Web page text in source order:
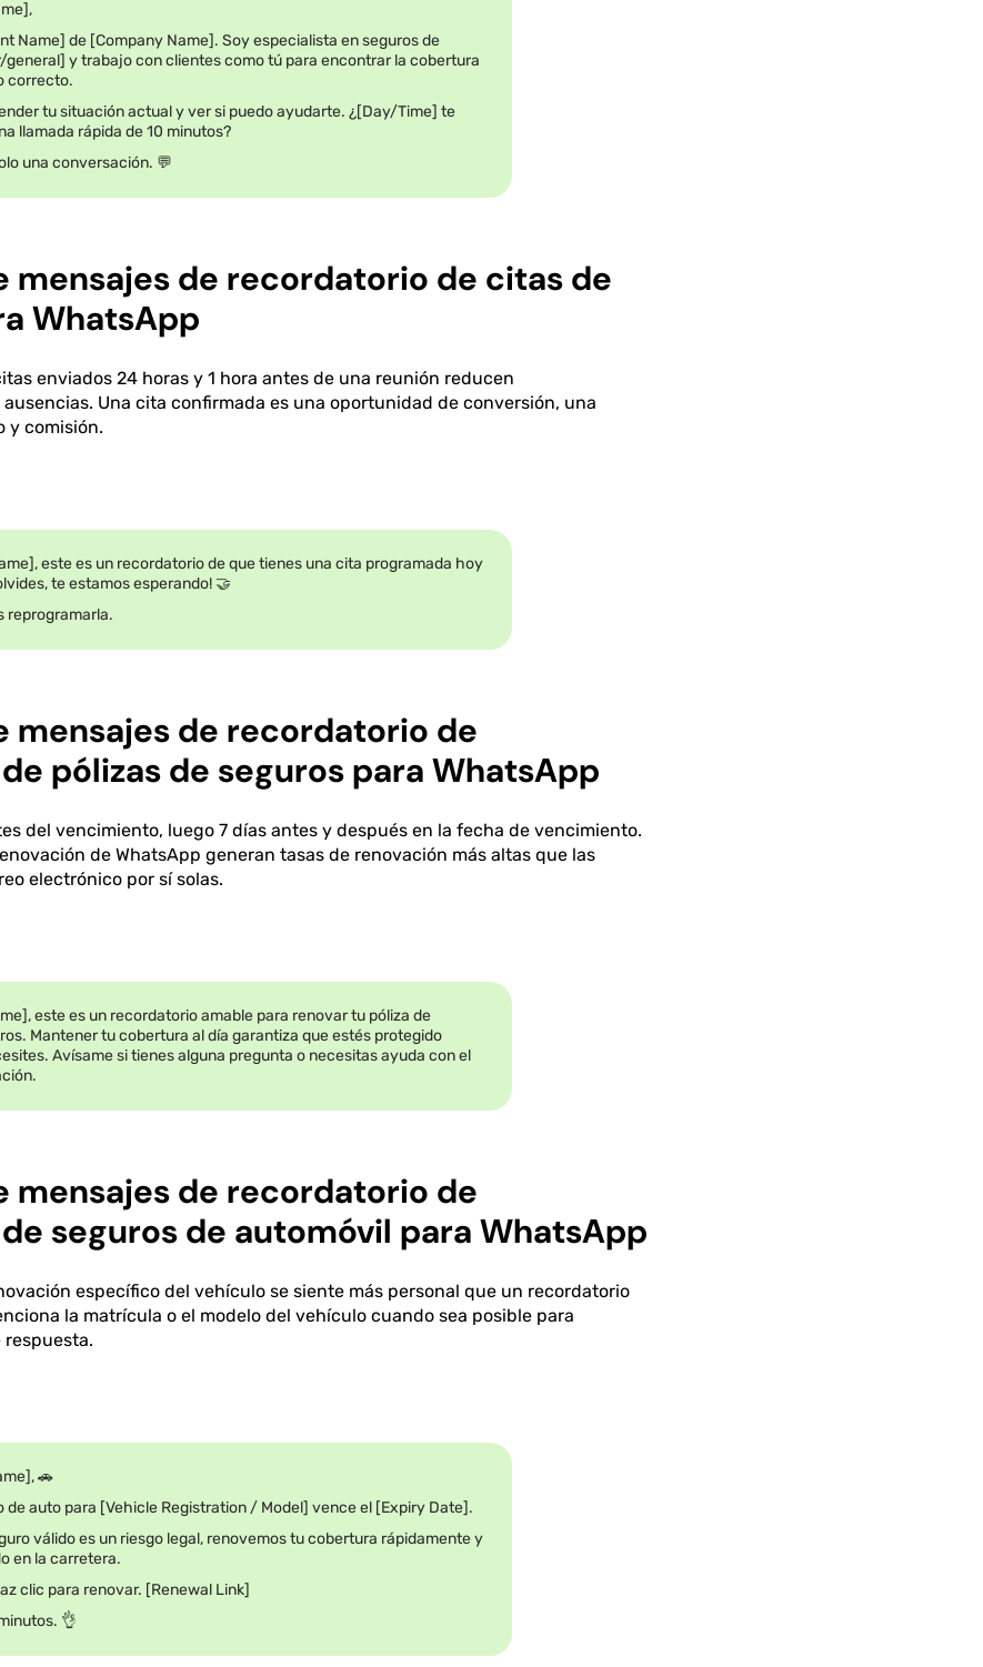
Name] de [Company Name]. Soy especialista en seguros de
y trabajo con clientes como tú para encontrar la cobertura
correcto.
tu situación actual y ver si puedo ayudarte. ¿[Day/Time] te
llamada rápida de 10 minutos?
una conversación. 💬
mensajes de recordatorio de citas de
WhatsApp
enviados 24 horas y 1 hora antes de una reunión reducen
Una cita confirmada es una oportunidad de conversión, una
y comisión.
este es un recordatorio de que tienes una cita programada hoy
te estamos esperando! 🤝
reprogramarla.
mensajes de recordatorio de
pólizas de seguros para WhatsApp
del vencimiento, luego 7 días antes y después en la fecha de vencimiento.
de WhatsApp generan tasas de renovación más altas que las
electrónico por sí solas.
este es un recordatorio amable para renovar tu póliza de
Mantener tu cobertura al día garantiza que estés protegido
Avísame si tienes alguna pregunta o necesitas ayuda con el
mensajes de recordatorio de
seguros de automóvil para WhatsApp
específico del vehículo se siente más personal que un recordatorio
la matrícula o el modelo del vehículo cuando sea posible para
respuesta.
🚗
de auto para [Vehicle Registration / Model] vence el [Expiry Date].
válido es un riesgo legal, renovemos tu cobertura rápidamente y
en la carretera.
clic para renovar. [Renewal Link]
👌